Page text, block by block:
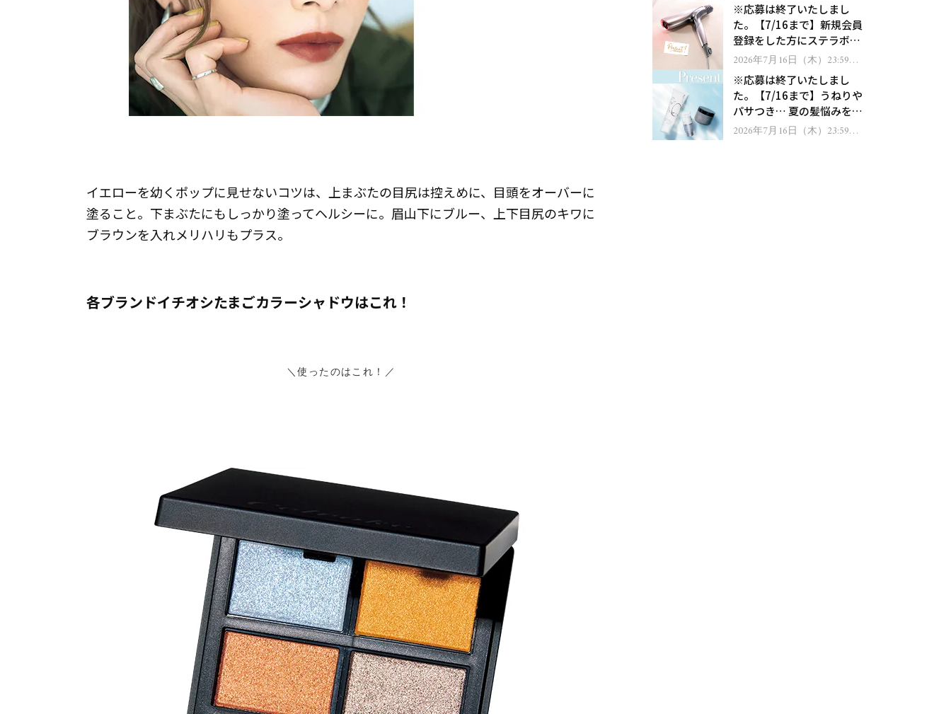
イエローを幼くポップに見せないコツは、上まぶたの目尻は控えめに、目頭をオーバーに
塗ること。下まぶたにもしっかり塗ってヘルシーに。眉山下にブルー、上下目尻のキワに
ブラウンを入れメリハリもプラス。
各ブランドイチオシたまごカラーシャドウはこれ！
＼使ったのはこれ！／
※応募は終了いたしまし
た。【7/16まで】新規会員
登録をした方にステラボー
テのシャインリバース ヘア
ゼント！
2026年7月16日（木）23:59ま
※応募は終了いたしまし
た。【7/16まで】うねりや
パサつき… 夏の髪悩みを解
消するヘアケアアイテムを
2026年7月16日（木）23:59ま